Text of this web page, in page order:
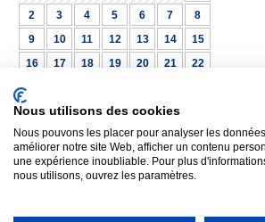
2 3 4 5 6 7 8
9 10 11 12 13 14 15
16 17 18 19 20 21 22
23
30 31
Calendrier complet
Nous utilisons des cookies
Nous pouvons les placer pour analyser les
améliorer notre site Web, afficher un contenu
une expérience inoubliable. Pour plus
nous utilisons, ouvrez les paramètres.